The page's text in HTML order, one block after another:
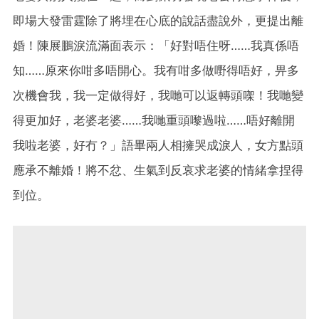
即場大發雷霆除了將埋在心底的說話盡說外，更提出離
婚！陳展鵬淚流滿面表示：「好對唔住呀……我真係唔
知……原來你咁多唔開心。我有咁多做嘢得唔好，畀多
次機會我，我一定做得好，我哋可以返轉頭㗎！我哋變
得更加好，老婆老婆……我哋重頭嚟過啦……唔好離開
我啦老婆，好冇？」語畢兩人相擁哭成淚人，女方點頭
應承不離婚！將不忿、生氣到反哀求老婆的情緒拿捏得
到位。